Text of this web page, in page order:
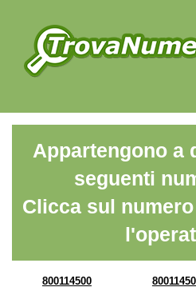
Appartengono a
seguenti
Clicca sul
800114500